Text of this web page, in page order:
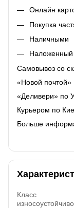
Онлайн
Покупка
Наличными
Наложенный
Самовывоз со
«Новой
«Деливери» по
Курьером по
Больше
Класс